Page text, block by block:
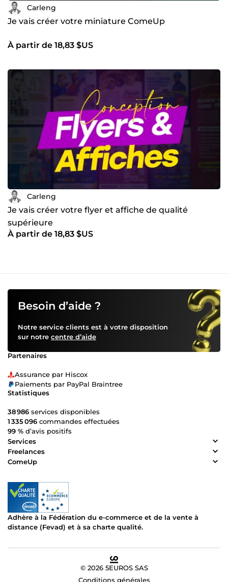
Carleng
Je vais créer votre miniature ComeUp
À partir de 18,83 $US
Carleng
Je vais créer votre flyer et affiche de qualité
supérieure
À partir de 18,83 $US
Besoin d’aide ?
Notre service clients est à votre disposition
sur notre centre d’aide
Partenaires
Assurance par Hiscox
Paiements par PayPal Braintree
Statistiques
38 986 services disponibles
1 335 096 commandes effectuées
99 % d’avis positifs
Services
Freelances
ComeUp
Adhère à la Fédération du e-commerce et de la vente à
distance (Fevad) et à sa charte qualité.
© 2026 5EUROS SAS
Conditions générales